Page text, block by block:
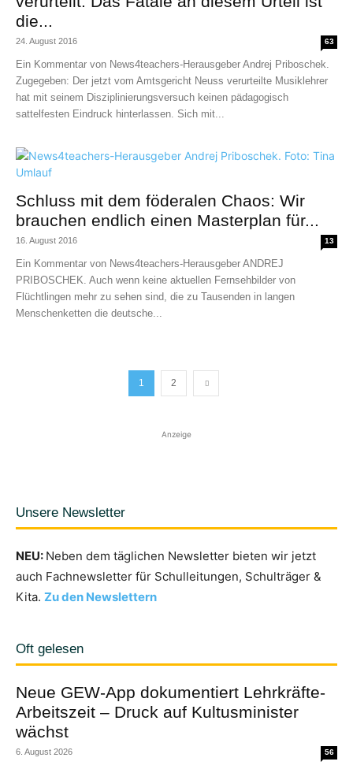
die...
24. August 2016 63
Ein Kommentar von News4teachers-Herausgeber Andrej Priboschek.
Zugegeben: Der jetzt vom Amtsgericht Neuss verurteilte Musiklehrer
hat mit seinem Disziplinierungsversuch keinen pädagogisch
sattelfesten Eindruck hinterlassen. Sich mit...
Schluss mit dem föderalen Chaos: Wir
brauchen endlich einen Masterplan für...
16. August 2016 13
Ein Kommentar von News4teachers-Herausgeber ANDREJ
PRIBOSCHEK. Auch wenn keine aktuellen Fernsehbilder von
Flüchtlingen mehr zu sehen sind, die zu Tausenden in langen
Menschenketten die deutsche...
1 2
Anzeige
Unsere Newsletter
NEU: Neben dem täglichen Newsletter bieten wir jetzt
auch Fachnewsletter für Schulleitungen, Schulträger &
Kita. Zu den Newslettern
Oft gelesen
Neue GEW-App dokumentiert Lehrkräfte-
Arbeitszeit – Druck auf Kultusminister
wächst
6. August 2026 56